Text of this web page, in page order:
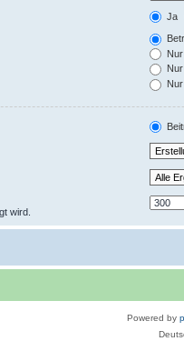
Ja
wird.
Powered by